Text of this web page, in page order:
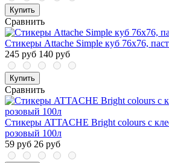
Купить
Сравнить
Стикеры Attache Simple куб 76х76,
245 руб 140 руб
Купить
Сравнить
Стикеры ATTACHE Bright colours с
розовый 100л
59 руб 26 руб